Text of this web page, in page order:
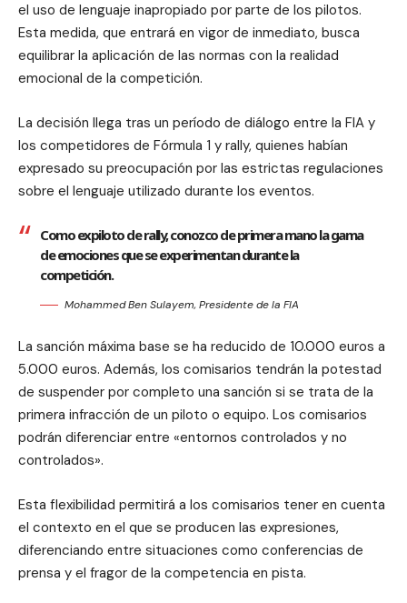
el uso de lenguaje inapropiado por parte de los pilotos.
Esta medida, que entrará en vigor de inmediato, busca
equilibrar la aplicación de las normas con la realidad
emocional de la competición.
La decisión llega tras un período de diálogo entre la FIA y
los competidores de Fórmula 1 y rally, quienes habían
expresado su preocupación por las estrictas regulaciones
sobre el lenguaje utilizado durante los eventos.
Como expiloto de rally, conozco de primera mano la gama
de emociones que se experimentan durante la
competición.
Mohammed Ben Sulayem, Presidente de la FIA
La sanción máxima base se ha reducido de 10.000 euros a
5.000 euros. Además, los comisarios tendrán la potestad
de suspender por completo una sanción si se trata de la
primera infracción de un piloto o equipo. Los comisarios
podrán diferenciar entre «entornos controlados y no
controlados».
Esta flexibilidad permitirá a los comisarios tener en cuenta
el contexto en el que se producen las expresiones,
diferenciando entre situaciones como conferencias de
prensa y el fragor de la competencia en pista.